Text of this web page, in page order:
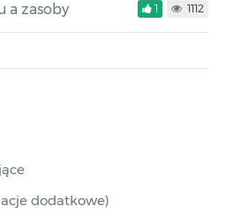
a zasoby 1 1112
dodatkowe)